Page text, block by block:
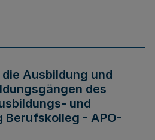
Ausbildung und
des
und
Berufskolleg - APO-